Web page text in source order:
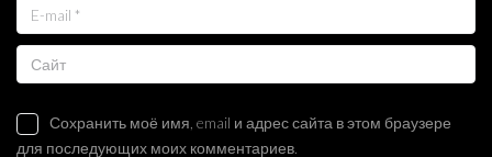
Сохранить моё имя, email и адрес сайта в этом браузере
для последующих моих комментариев.